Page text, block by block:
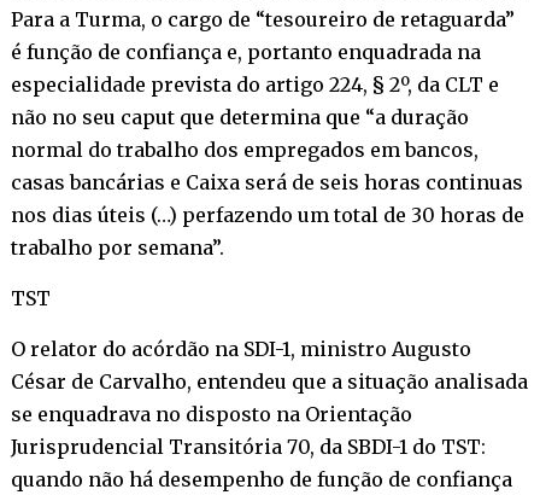
Para a Turma, o cargo de “tesoureiro de retaguarda”
é função de confiança e, portanto enquadrada na
especialidade prevista do artigo 224, § 2º, da CLT e
não no seu caput que determina que “a duração
normal do trabalho dos empregados em bancos,
casas bancárias e Caixa será de seis horas continuas
nos dias úteis (…) perfazendo um total de 30 horas de
trabalho por semana”.
TST
O relator do acórdão na SDI-1, ministro Augusto
César de Carvalho, entendeu que a situação analisada
se enquadrava no disposto na Orientação
Jurisprudencial Transitória 70, da SBDI-1 do TST:
quando não há desempenho de função de confiança